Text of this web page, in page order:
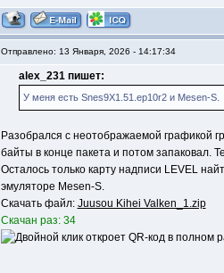
Отправлено: 13 Января, 2026 - 14:17:34
alex_231 пишет:
У меня есть Snes9X1.51.ep10r2 и Mesen-S.
Разобрался с неотображаемой графикой
байты в конце пакета и потом запаковал.
Осталось только карту надписи LEVEL
эмуляторе Mesen-S.
Скачать файл: Juusou Kihei Valken_1.zip
Скачан раз: 34